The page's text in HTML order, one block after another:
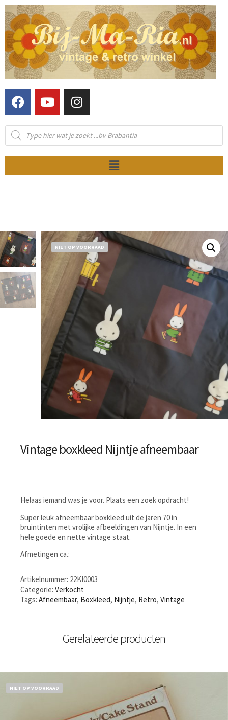
NIET OP VOORRAAD
Vintage boxkleed Nijntje afneembaar
Helaas iemand was je voor. Plaats een zoek opdracht!
Super leuk afneembaar boxkleed uit de jaren 70 in
bruintinten met vrolijke afbeeldingen van Nijntje. In een
hele goede en nette vintage staat.
Afmetingen ca.:
Artikelnummer: 22KI0003
Categorie: Verkocht
Tags: Afneembaar, Boxkleed, Nijntje, Retro, Vintage
Gerelateerde producten
NIET OP VOORRAAD